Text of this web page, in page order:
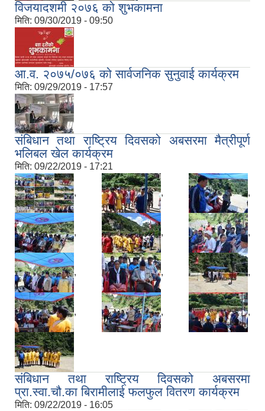
विजयादशमी २०७६ को शुभकामना
मिति: 09/30/2019 - 09:50
आ.व. २०७५/०७६ को सार्वजनिक सुनुवाई कार्यक्रम
मिति: 09/29/2019 - 17:57
संबिधान तथा राष्ट्रिय दिवसको अबसरमा मैत्रीपूर्ण
भलिबल खेल कार्यक्रम
मिति: 09/22/2019 - 17:21
, , ,
, , ,
, , ,
, , ,
संबिधान तथा राष्ट्रिय दिवसको अबसरमा
प्रा.स्वा.चौ.का बिरामीलाई फलफुल वितरण कार्यक्रम
मिति: 09/22/2019 - 16:05